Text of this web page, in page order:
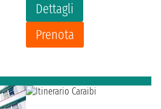
Dettagli
Prenota